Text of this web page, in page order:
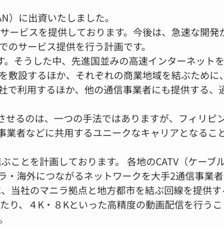
に出資いたしました。
ービスを提供しております。今後は、急速な開発
サービス提供を行う計画です。
そうした中、先進国並みの高速インターネット
敷設するほか、それぞれの商業地域を結ぶために
で利用するほか、他の通信事業者にも提供する、
るのは、一つの手法ではありますが、フィリピ
者などに共用するユニークなキャリアとなるこ
とを計画しております。 各地のCATV（ケーブル
海外につながるネットワークを大手2通信事業
当社のマニラ拠点と地方都市を結ぶ回線を提供す
り、４K・８Kといった高精度の動画配信を行う